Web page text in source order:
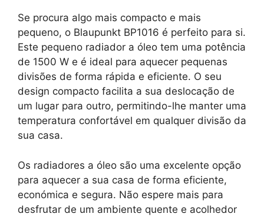
Se procura algo mais compacto e mais
pequeno, o Blaupunkt BP1016 é perfeito para si.
Este pequeno radiador a óleo tem uma potência
de 1500 W e é ideal para aquecer pequenas
divisões de forma rápida e eficiente. O seu
design compacto facilita a sua deslocação de
um lugar para outro, permitindo-lhe manter uma
temperatura confortável em qualquer divisão da
sua casa.
Os radiadores a óleo são uma excelente opção
para aquecer a sua casa de forma eficiente,
económica e segura. Não espere mais para
desfrutar de um ambiente quente e acolhedor